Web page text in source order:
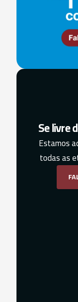
Se livre
Estamos
todas as